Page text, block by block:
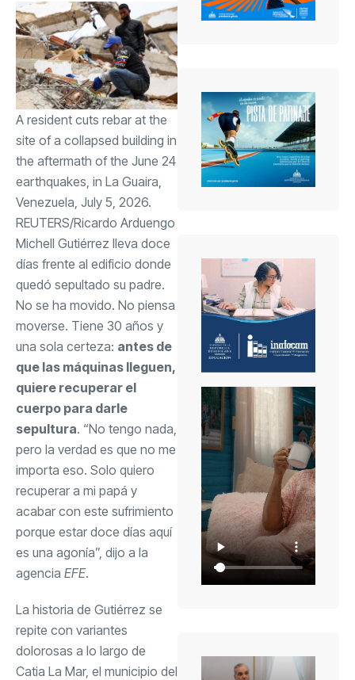
A resident cuts rebar at the
site of a collapsed building in
the aftermath of the June 24
earthquakes, in La Guaira,
Venezuela, July 5, 2026.
REUTERS/Ricardo Arduengo
Michell Gutiérrez lleva doce
días frente al edificio donde
quedó sepultado su padre.
No se ha movido. No piensa
moverse. Tiene 30 años y
una sola certeza: antes de
que las máquinas lleguen,
quiere recuperar el
cuerpo para darle
sepultura. “No tengo nada,
pero la verdad es que no me
importa eso. Solo quiero
recuperar a mi papá y
acabar con este sufrimiento
porque estar doce días aquí
es una agonía”, dijo a la
agencia EFE.
La historia de Gutiérrez se
repite con variantes
dolorosas a lo largo de
Catia La Mar, el municipio del